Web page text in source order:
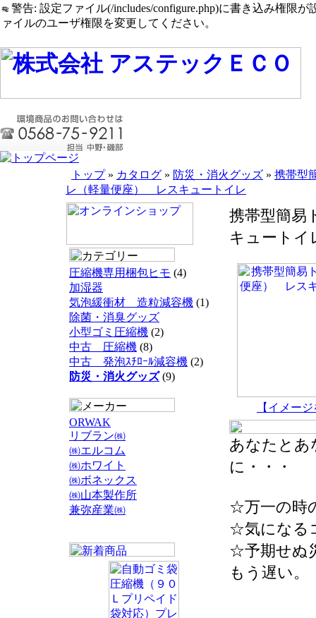
警告: 設定ファイル(/includes/configure.php)に書き込み権限が
ァイルのユーザ権限を変更してください。
トップ» カタログ » 防災・消火グッズ » 携帯型
レ（軽量便座） レスキュートイレ
圧縮機専用梱包ヒモ (4)
加湿器
気泡緩衝材 造粒減容機 (1)
除菌・消臭グッズ
小型ゴミ圧縮機 (2)
中古 圧縮機 (8)
中古 発泡ｽﾁﾛｰﾙ減容機 (2)
防災・消火グッズ(9)
ORWAK
リブラン㈱
㈱エルコム
㈱ホワイト
㈱ボネックス
㈱山本製作所
兼弥産業㈱
携帯型簡
キュートイ
【イメー
あなたとあ
に・・・
☆万一の時
☆気になる
☆予期せぬ
もう遅い。